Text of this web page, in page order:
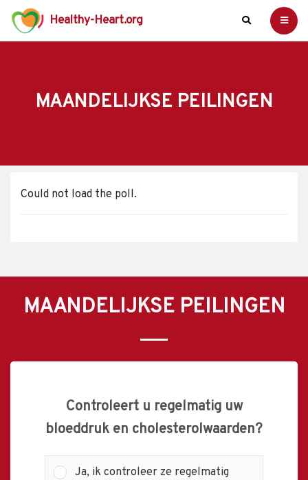
Healthy-Heart.org
MAANDELIJKSE PEILINGEN
Could not load the poll.
MAANDELIJKSE PEILINGEN
Controleert u regelmatig uw
bloeddruk en cholesterolwaarden?
Ja, ik controleer ze regelmatig